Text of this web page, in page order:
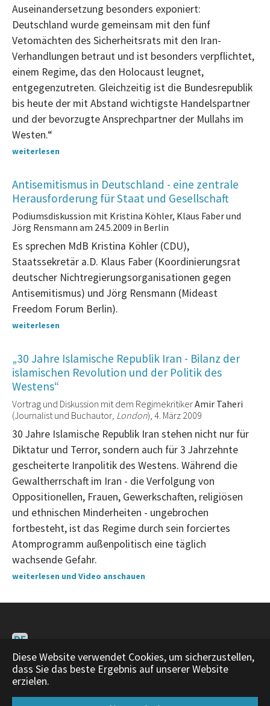
Diese Website verwendet Cookies, um sicherzustellen,
dass Sie das beste Ergebnis auf unserer Website
erzielen.
Auseinandersetzung besonders exponiert:
Deutschland wurde gemeinsam mit den fünf
Vetomächten des Sicherheitsrats mit den Iran-
Verhandlungen betraut und ist besonders verpflichtet,
einem Regime, das den Holocaust leugnet,
entgegenzutreten. Gleichzeitig ist die Bundesrepublik
bis heute der mit Abstand wichtigste Handelspartner
und der bevorzugte Ansprechpartner der Mullahs im
Westen.“
weiterlesen
Antisemitismus in Deutschland - eine zentrale
Herausforderung für Staat und Gesellschaft
Podiumsdiskussion mit Kristina Köhler, Klaus Faber und
Jörg Rensmann am 24.5.2009 in Berlin
Es sprechen MdB Kristina Köhler (CDU),
Staatssekretär a.D. Klaus Faber (Koordinierungsrat
deutscher Nichtregierungsorganisationen gegen
Antisemitismus) und Jörg Rensmann (Mideast
Freedom Forum Berlin).
weiterlesen
„30 Jahre Islamische Republik Iran - Bilanz der
islamischen Revolution und der Politik des
Westens“
Vortrag und Diskussion mit dem RegimekritikerAmir Taheri
(Journalist und Buchautor, London), 4. März 2009
30 Jahre Islamische Republik Iran stehen nicht nur für
Diktatur und Terror, sondern auch für 3 Jahrzehnte
gescheiterte Iranpolitik des Westens. Während die
Gewaltherrschaft im Iran - die Verfolgung von
Oppositionellen, Frauen, Gewerkschaften, religiösen
und ethnischen Minderheiten - ungebrochen
fortbesteht, ist das Regime durch sein forciertes
Atomprogramm außenpolitisch eine täglich
wachsende Gefahr.
weiterlesen und Video anschauen
DE
EN
Impressum